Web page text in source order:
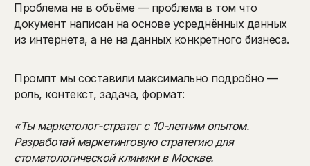
Проблема не в объёме — проблема в том что
документ написан на основе усреднённых данных
из интернета, а не на данных конкретного бизнеса.
Промпт мы составили максимально подробно —
роль, контекст, задача, формат:
«Ты маркетолог-стратег с 10-летним опытом.
Разработай маркетинговую стратегию для
стоматологической клиники в Москве.